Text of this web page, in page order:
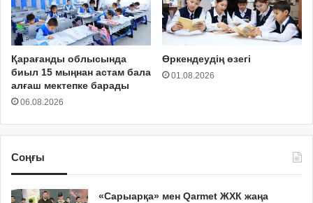
Қарағанды облысында
биыл 15 мыңнан астам бала
алғаш мектепке барады
06.08.2026
Өркендеудің өзегі
01.08.2026
Соңғы
«Сарыарқа» мен Qarmet ЖХК жаңа